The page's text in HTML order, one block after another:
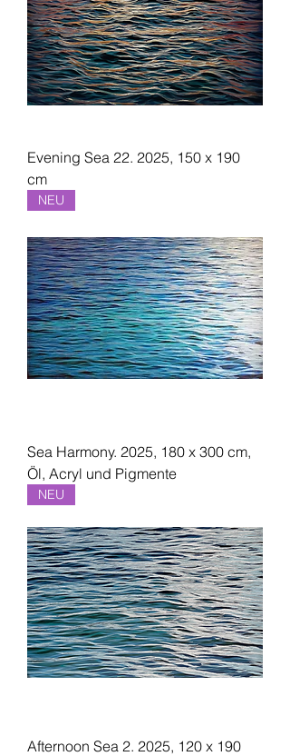
Evening Sea 22. 2025, 150 x 190
cm
NEU
Sea Harmony. 2025, 180 x 300 cm,
Öl, Acryl und Pigmente
NEU
Afternoon Sea 2. 2025, 120 x 190